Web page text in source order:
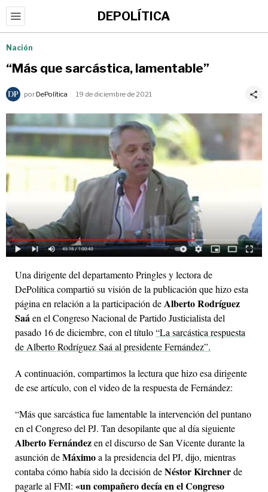
DEPOLÍTICA
Nación
“Más que sarcástica, lamentable”
por DePolítica 19 de diciembre de 2021
Una dirigente del departamento Pringles y lectora de
DePolítica compartió su visión de la publicación que hizo esta
página en relación a la participación deAlberto Rodríguez
Saáen el Congreso Nacional de Partido Justicialista del
pasado 16 de diciembre, con el título“La sarcástica respuesta
de Alberto Rodríguez Saá al presidente Fernández”.
A continuación, compartimos la lectura que hizo esa dirigente
de ese artículo, con el video de la respuesta de Fernández:
“Más que sarcástica fue lamentable la intervención del puntano
en el Congreso del PJ. Tan desopilante que al día siguiente
Alberto Fernándezen el discurso de San Vicente durante la
asunción deMáximoa la presidencia del PJ, dijo, mientras
contaba cómo había sido la decisión deNéstor Kirchnerde
pagarle al FMI: «un compañero decía en el Congreso